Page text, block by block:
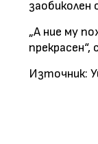
заобиколен
„А ние му
прекрасен“,
Източник: